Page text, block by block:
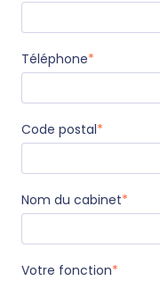
Téléphone*
Code postal*
Nom du cabinet*
Votre fonction*